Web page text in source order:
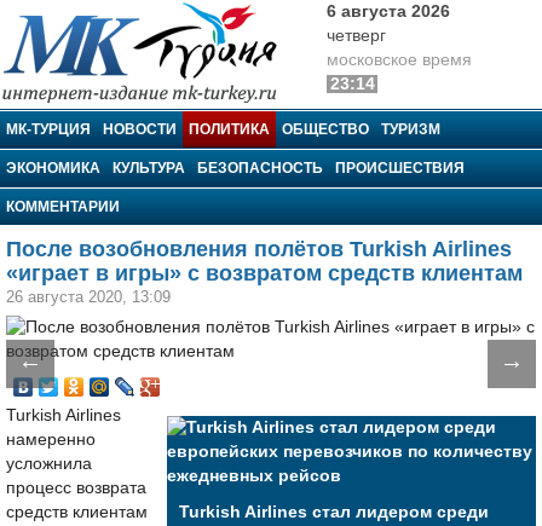
МК-Турция
6 августа 2026
четверг
московское время
23:14
МК-ТУРЦИЯ НОВОСТИ ПОЛИТИКА ОБЩЕСТВО ТУРИЗМ
ЭКОНОМИКА КУЛЬТУРА БЕЗОПАСНОСТЬ ПРОИСШЕСТВИЯ
КОММЕНТАРИИ
После возобновления полётов Turkish Airlines
«играет в игры» с возвратом средств клиентам
26 августа 2020, 13:09
← →
Turkish Airlines стал лидером среди
Turkish Airlines
намеренно
усложнила
процесс возврата
средств клиентам